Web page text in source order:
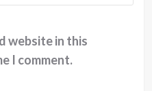
website in this
I comment.